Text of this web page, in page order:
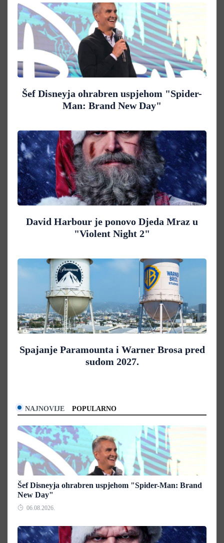
Šef Disneyja ohrabren uspjehom "Spider-
Man: Brand New Day"
David Harbour je ponovo Djeda Mraz u
"Violent Night 2"
Spajanje Paramounta i Warner Brosa pred
sudom 2027.
NAJNOVIJE POPULARNO
Šef Disneyja ohrabren uspjehom "Spider-Man: Brand
New Day"
06.08.2026.